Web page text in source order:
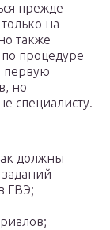
прежде
на
также
процедуре
первую
но
специалисту.
должны
ГВЭ;